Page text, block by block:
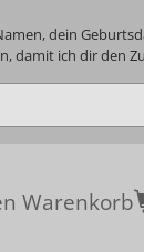
dein
damit ich dir den
Warenkorb